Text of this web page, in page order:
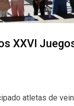
XXVI
atletas de